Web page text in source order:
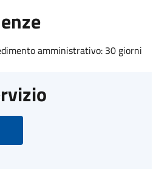
amministrativo: 30 giorni